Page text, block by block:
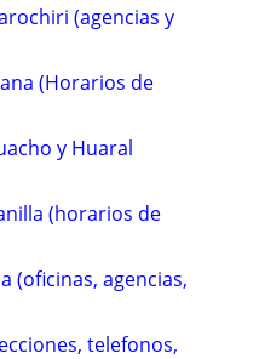
(agencias y
(Horarios de
y Huaral
(horarios de
(oficinas, agencias,
telefonos,